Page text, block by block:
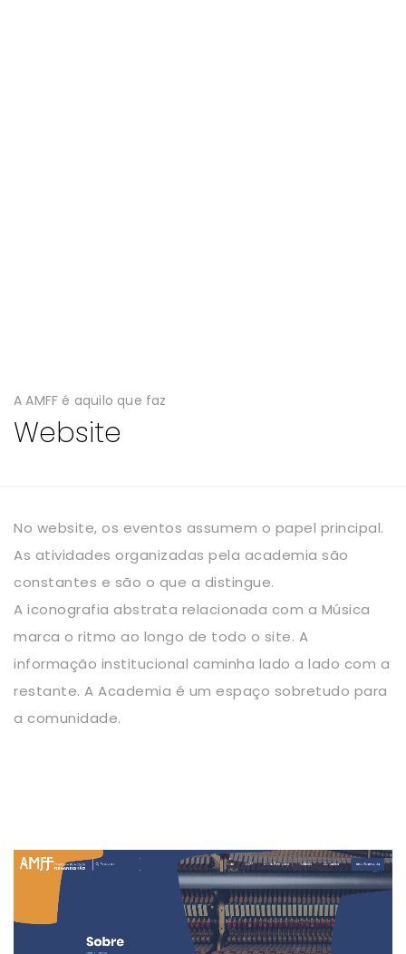
A AMFF é aquilo que faz
Website
No website, os eventos assumem o papel principal.
As atividades organizadas pela academia são
constantes e são o que a distingue.
A iconografia abstrata relacionada com a Música
marca o ritmo ao longo de todo o site. A
informação institucional caminha lado a lado com a
restante. A Academia é um espaço sobretudo para
a comunidade.